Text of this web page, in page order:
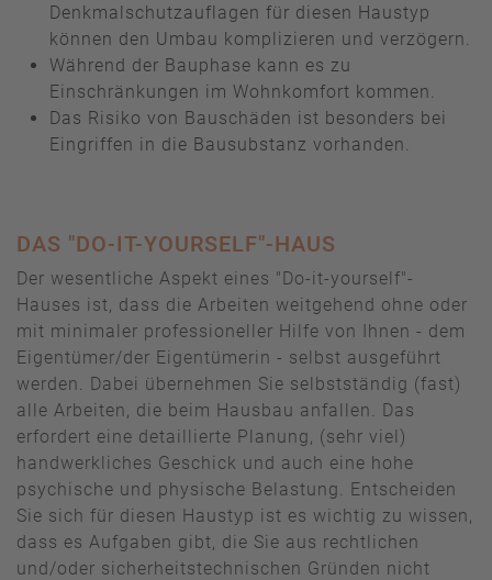
Denkmalschutzauflagen für diesen Haustyp
können den Umbau komplizieren und verzögern.
Während der Bauphase kann es zu
Einschränkungen im Wohnkomfort kommen.
Das Risiko von Bauschäden ist besonders bei
Eingriffen in die Bausubstanz vorhanden.
DAS "DO-IT-YOURSELF"-HAUS
Der wesentliche Aspekt eines "Do-it-yourself"-
Hauses ist, dass die Arbeiten weitgehend ohne oder
mit minimaler professioneller Hilfe von Ihnen - dem
Eigentümer/der Eigentümerin - selbst ausgeführt
werden. Dabei übernehmen Sie selbstständig (fast)
alle Arbeiten, die beim Hausbau anfallen. Das
erfordert eine detaillierte Planung, (sehr viel)
handwerkliches Geschick und auch eine hohe
psychische und physische Belastung. Entscheiden
Sie sich für diesen Haustyp ist es wichtig zu wissen,
dass es Aufgaben gibt, die Sie aus rechtlichen
und/oder sicherheitstechnischen Gründen nicht